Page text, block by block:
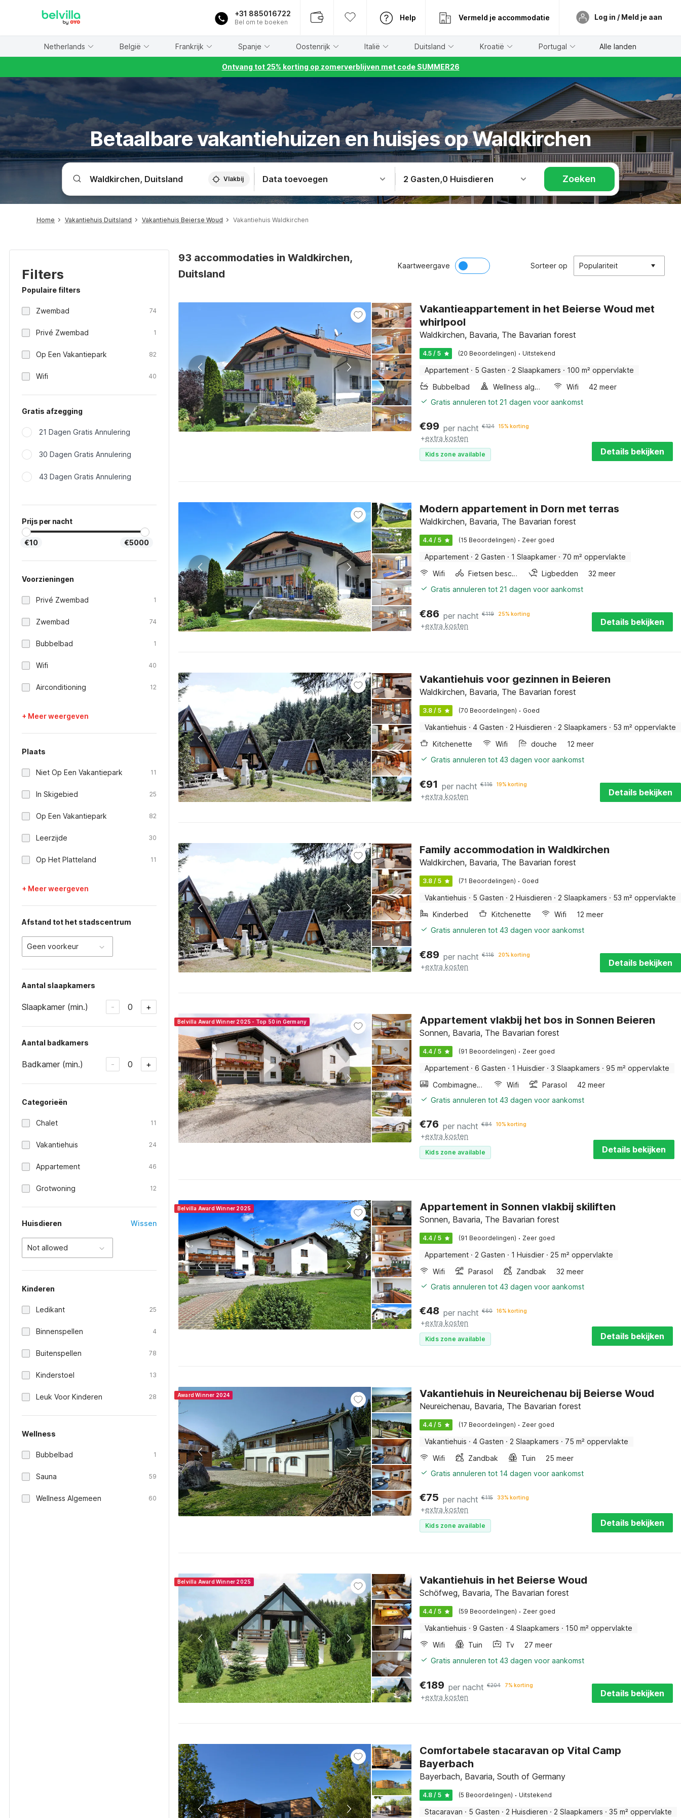
+31 885016722
Bel om te boeken
Help Vermeld je accommodatie Log in / Meld je aan
Netherlands België Frankrijk Spanje Oostenrijk Italië Duitsland Kroatië Portugal Alle landen
Ontvang tot 25% korting op zomerverblijven met code SUMMER26
Betaalbare vakantiehuizen en huisjes op Waldkirchen
Vlakbij Data toevoegen 2 Gasten,0 Huisdieren Zoeken
Home Vakantiehuis Duitsland Vakantiehuis Beierse Woud Vakantiehuis Waldkirchen
Filters
Populaire filters
Zwembad 74
Privé Zwembad 1
Op Een Vakantiepark 82
Wifi 40
Gratis afzegging
21 Dagen Gratis Annulering
30 Dagen Gratis Annulering
43 Dagen Gratis Annulering
Prijs per nacht
€10 €5000
Voorzieningen
Privé Zwembad 1
Zwembad 74
Bubbelbad 1
Wifi 40
Airconditioning 12
+ Meer weergeven
Plaats
Niet Op Een Vakantiepark 11
In Skigebied 25
Op Een Vakantiepark 82
Leerzijde 30
Op Het Platteland 11
+ Meer weergeven
Afstand tot het stadscentrum
Geen voorkeur
Aantal slaapkamers
Slaapkamer (min.) - 0 +
Aantal badkamers
Badkamer (min.) - 0 +
Categorieën
Chalet 11
Vakantiehuis 24
Appartement 46
Grotwoning 12
Huisdieren Wissen
Not allowed
Kinderen
Ledikant 25
Binnenspellen 4
Buitenspellen 78
Kinderstoel 13
Leuk Voor Kinderen 28
Wellness
Bubbelbad 1
Sauna 59
Wellness Algemeen 60
93 accommodaties in Waldkirchen,
Duitsland
Kaartweergave Sorteer op Populariteit
Vakantieappartement in het Beierse Woud met
whirlpool
Waldkirchen, Bavaria, The Bavarian forest
4.5 / 5 (20 Beoordelingen) · Uitstekend
Appartement · 5 Gasten · 2 Slaapkamers · 100 m² oppervlakte
Bubbelbad
Wellness algemeen Wifi
42 meer
Gratis annuleren tot 21 dagen voor aankomst
€99 per nacht €124 15% korting
+extra kosten
Kids zone available Details bekijken
Modern appartement in Dorn met terras
Waldkirchen, Bavaria, The Bavarian forest
4.4 / 5 (15 Beoordelingen) · Zeer goed
Appartement · 2 Gasten · 1 Slaapkamer · 70 m² oppervlakte
Wifi
Fietsen beschikbaar Ligbedden
32 meer
Gratis annuleren tot 21 dagen voor aankomst
€86 per nacht €119 25% korting
+extra kosten Details bekijken
Vakantiehuis voor gezinnen in Beieren
Waldkirchen, Bavaria, The Bavarian forest
3.8 / 5 (70 Beoordelingen) · Goed
Vakantiehuis · 4 Gasten · 2 Huisdieren · 2 Slaapkamers · 53 m² oppervlakte
Kitchenette
Wifi douche
12 meer
Gratis annuleren tot 43 dagen voor aankomst
€91 per nacht €116 19% korting
+extra kosten Details bekijken
Family accommodation in Waldkirchen
Waldkirchen, Bavaria, The Bavarian forest
3.8 / 5 (71 Beoordelingen) · Goed
Vakantiehuis · 5 Gasten · 2 Huisdieren · 2 Slaapkamers · 53 m² oppervlakte
Kinderbed
Kitchenette Wifi
12 meer
Gratis annuleren tot 43 dagen voor aankomst
€89 per nacht €116 20% korting
+extra kosten Details bekijken
Belvilla Award Winner 2025 - Top 50 in Germany Appartement vlakbij het bos in Sonnen Beieren
Sonnen, Bavaria, The Bavarian forest
4.4 / 5 (91 Beoordelingen) · Zeer goed
Appartement · 6 Gasten · 1 Huisdier · 3 Slaapkamers · 95 m² oppervlakte
Combimagnetron
Wifi Parasol
42 meer
Gratis annuleren tot 43 dagen voor aankomst
€76 per nacht €84 10% korting
+extra kosten
Kids zone available Details bekijken
Belvilla Award Winner 2025 Appartement in Sonnen vlakbij skiliften
Sonnen, Bavaria, The Bavarian forest
4.4 / 5 (91 Beoordelingen) · Zeer goed
Appartement · 2 Gasten · 1 Huisdier · 25 m² oppervlakte
Wifi
Parasol Zandbak
32 meer
Gratis annuleren tot 43 dagen voor aankomst
€48 per nacht €60 16% korting
+extra kosten
Kids zone available Details bekijken
Award Winner 2024 Vakantiehuis in Neureichenau bij Beierse Woud
Neureichenau, Bavaria, The Bavarian forest
4.4 / 5 (17 Beoordelingen) · Zeer goed
Vakantiehuis · 4 Gasten · 2 Slaapkamers · 75 m² oppervlakte
Wifi
Zandbak Tuin
25 meer
Gratis annuleren tot 14 dagen voor aankomst
€75 per nacht €115 33% korting
+extra kosten
Kids zone available Details bekijken
Belvilla Award Winner 2025 Vakantiehuis in het Beierse Woud
Schöfweg, Bavaria, The Bavarian forest
4.4 / 5 (59 Beoordelingen) · Zeer goed
Vakantiehuis · 9 Gasten · 4 Slaapkamers · 150 m² oppervlakte
Wifi
Tuin Tv
27 meer
Gratis annuleren tot 43 dagen voor aankomst
€189 per nacht €204 7% korting
+extra kosten Details bekijken
Comfortabele stacaravan op Vital Camp
Bayerbach
Bayerbach, Bavaria, South of Germany
4.8 / 5 (5 Beoordelingen) · Uitstekend
Stacaravan · 5 Gasten · 2 Huisdieren · 2 Slaapkamers · 35 m² oppervlakte